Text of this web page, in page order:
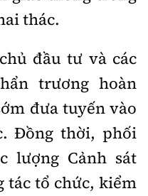
thác.
đầu tư và các
trương hoàn
đưa tuyến vào
Đồng thời, phối
lượng Cảnh sát
tác tổ chức, kiểm